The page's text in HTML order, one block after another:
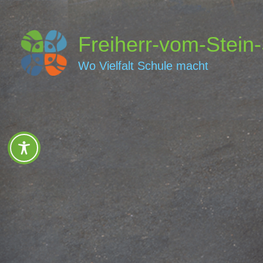
Zum
springen
Freiherr-vom-
Wo Vielfalt Schule macht